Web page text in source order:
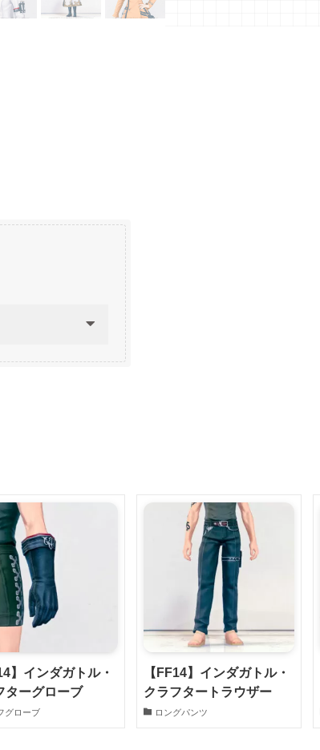
】インダガトル・
ターグローブ
グローブ
【FF14】インダガトル・
クラフタートラウザー
ロングパンツ